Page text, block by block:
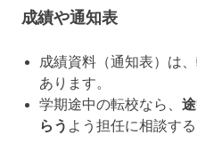
成績や通知表
成績資料（通知表）は
あります。
学期途中の転校なら、
らう よう担任に相談す